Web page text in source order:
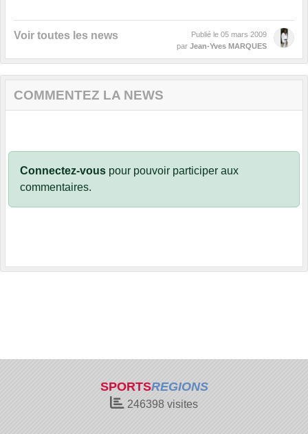
Voir toutes les news Publié le 05 mars 2009
par Jean-Yves MARQUES
COMMENTEZ LA NEWS
Connectez-vous pour pouvoir participer aux
commentaires.
SPORTSREGIONS
246398 visites